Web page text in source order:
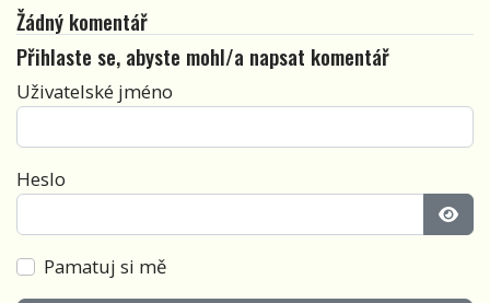
Žádný komentář
Přihlaste se, abyste mohl/a napsat komentář
Uživatelské jméno
Heslo
Pamatuj si mě